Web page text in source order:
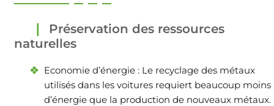
Préservation des ressources
naturelles
Economie d’énergie : Le recyclage des métaux
utilisés dans les voitures requiert beaucoup moins
d’énergie que la production de nouveaux métaux.